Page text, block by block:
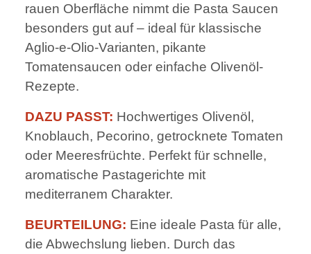
rauen Oberfläche nimmt die Pasta Saucen
besonders gut auf – ideal für klassische
Aglio-e-Olio-Varianten, pikante
Tomatensaucen oder einfache Olivenöl-
Rezepte.
DAZU PASST: Hochwertiges Olivenöl,
Knoblauch, Pecorino, getrocknete Tomaten
oder Meeresfrüchte. Perfekt für schnelle,
aromatische Pastagerichte mit
mediterranem Charakter.
BEURTEILUNG: Eine ideale Pasta für alle,
die Abwechslung lieben. Durch das